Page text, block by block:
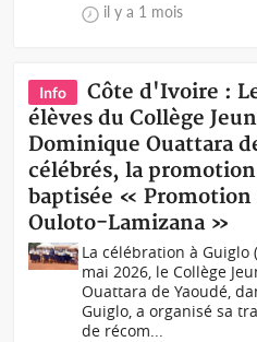
il y a 1 mois
Info
Côte d'Ivoire :
élèves du Collège
Dominique Ouattara
célébrés, la
baptisée « Promotion
Ouloto-Lamizana »
La célébration à Guiglo
mai 2026, le Collège
Ouattara de Yaoudé,
Guiglo, a organisé sa
de récom...